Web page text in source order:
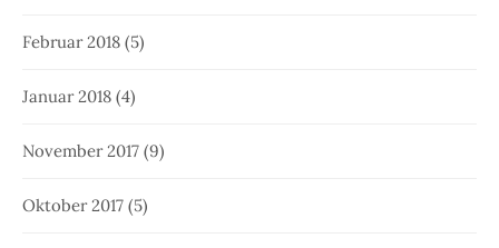
Februar 2018 (5)
Januar 2018 (4)
November 2017 (9)
Oktober 2017 (5)